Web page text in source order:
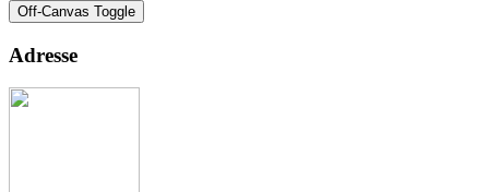
Off-Canvas Toggle
Adresse